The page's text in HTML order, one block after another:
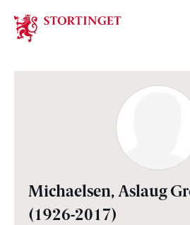
Stortinget.no
Michaelsen, Aslaug
(1926-2017)